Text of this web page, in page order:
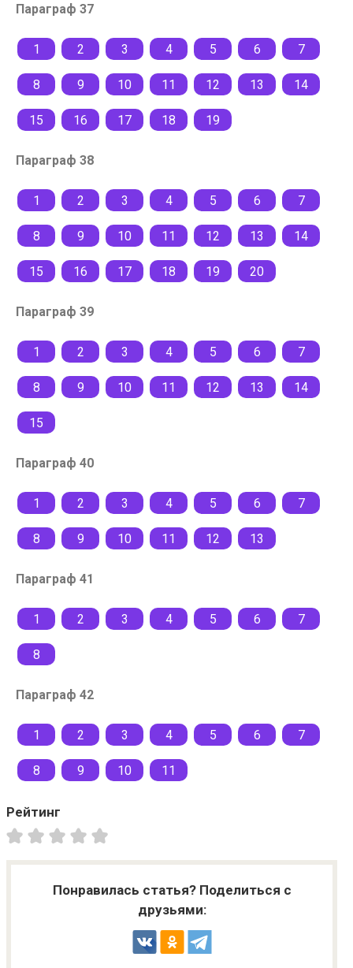
Параграф 37
1 2 3 4 5 6 7
8 9 10 11 12 13 14
15 16 17 18 19
Параграф 38
1 2 3 4 5 6 7
8 9 10 11 12 13 14
15 16 17 18 19 20
Параграф 39
1 2 3 4 5 6 7
8 9 10 11 12 13 14
15
Параграф 40
1 2 3 4 5 6 7
8 9 10 11 12 13
Параграф 41
1 2 3 4 5 6 7
8
Параграф 42
1 2 3 4 5 6 7
8 9 10 11
Рейтинг
Понравилась статья? Поделиться с
друзьями: